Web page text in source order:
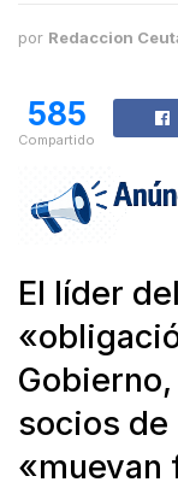
por Redaccion
585
Compartido
El líder
socios
«muevan